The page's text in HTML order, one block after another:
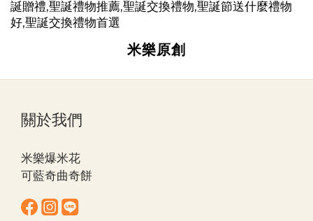
米樂原創
關於我們
米樂爆米花
可藍奇曲奇餅